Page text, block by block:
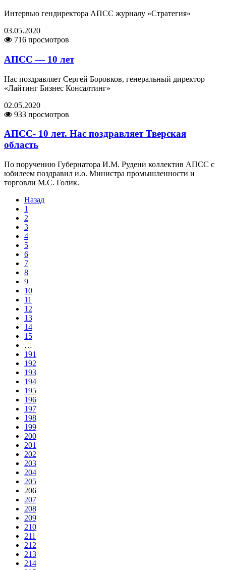
Интервью гендиректора АПСС журналу «Стратегия»
03.05.2020
716 просмотров
АПСС — 10 лет
Нас поздравляет Сергей Боровков, генеральный директор
«Лайтинг Бизнес Консалтинг»
02.05.2020
933 просмотров
АПСС- 10 лет. Нас поздравляет Тверская
область
По поручению Губернатора И.М. Рудени коллектив АПСС с
юбилеем поздравил и.о. Министра промышленности и
торговли М.С. Голик.
Назад
1
2
3
4
5
6
7
8
9
10
11
12
13
14
15
…
191
192
193
194
195
196
197
198
199
200
201
202
203
204
205
206
207
208
209
210
211
212
213
214